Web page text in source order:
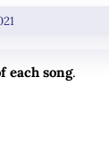
each song.